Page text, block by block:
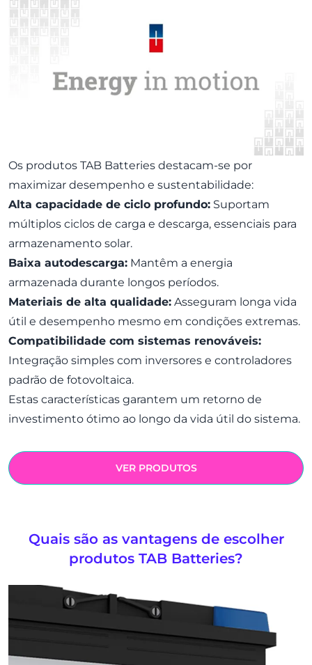
Os produtos TAB Batteries destacam-se por
maximizar desempenho e sustentabilidade:
Alta capacidade de ciclo profundo: Suportam
múltiplos ciclos de carga e descarga, essenciais para
armazenamento solar.
Baixa autodescarga: Mantêm a energia
armazenada durante longos períodos.
Materiais de alta qualidade: Asseguram longa vida
útil e desempenho mesmo em condições extremas.
Compatibilidade com sistemas renováveis:
Integração simples com inversores e controladores
padrão de fotovoltaica.
Estas características garantem um retorno de
investimento ótimo ao longo da vida útil do sistema.
VER PRODUTOS
Quais são as vantagens de escolher
produtos TAB Batteries?